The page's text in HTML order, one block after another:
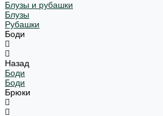
Блузы и рубашки
Блузы
Рубашки
Боди
Назад
Боди
Боди
Брюки